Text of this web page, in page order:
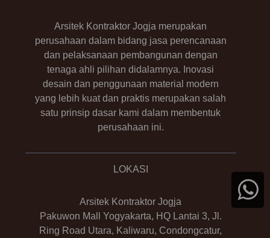
Arsitek Kontraktor Jogja merupakan
perusahaan dalam bidang jasa perencanaan
dan pelaksanaan pembangunan dengan
tenaga ahli pilihan didalamnya. Inovasi
desain dan penggunaan material modern
yang lebih kuat dan praktis merupakan salah
satu prinsip dasar kami dalam membentuk
perusahaan ini.
LOKASI
Arsitek Kontraktor Jogja
Pakuwon Mall Yogyakarta, HQ Lantai 3, Jl.
Ring Road Utara, Kaliwaru, Condongcatur,